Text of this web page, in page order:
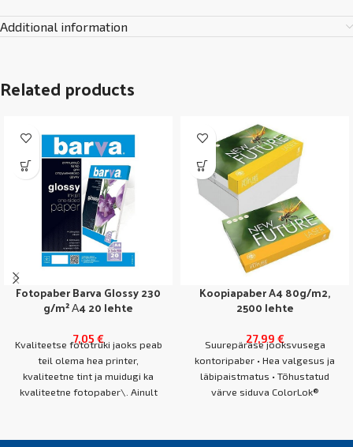
Additional information
Related products
Fotopaber Barva Glossy 230
g/m² А4 20 lehte
7,05 €
Kvaliteetse fototrüki jaoks peab
teil olema hea printer,
kvaliteetne tint ja muidugi ka
kvaliteetne fotopaber\. Ainult
täielikult edastada, et foto
Koopiapaber A4 80g/m2,
2500 lehte
27,99 €
Suurepärase jooksvusega
kontoripaber • Hea valgesus ja
läbipaistmatus • Tõhustatud
värve siduva ColorLok®
tihedus kindlustavad sujuva ühe-